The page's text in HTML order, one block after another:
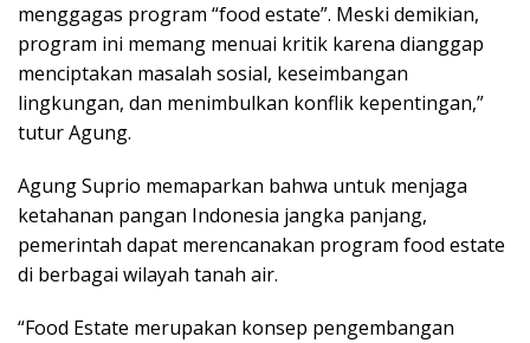
menggagas program “food estate”. Meski demikian,
program ini memang menuai kritik karena dianggap
menciptakan masalah sosial, keseimbangan
lingkungan, dan menimbulkan konflik kepentingan,”
tutur Agung.
Agung Suprio memaparkan bahwa untuk menjaga
ketahanan pangan Indonesia jangka panjang,
pemerintah dapat merencanakan program food estate
di berbagai wilayah tanah air.
“Food Estate merupakan konsep pengembangan